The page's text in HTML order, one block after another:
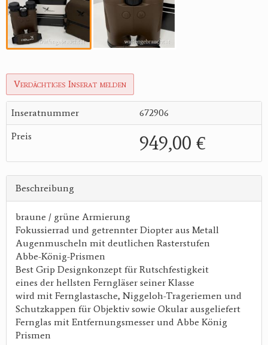
Verdächtiges Inserat melden
Inseratnummer 672906
Preis 949,00 €
Beschreibung
braune / grüne Armierung
Fokussierrad und getrennter Diopter aus Metall
Augenmuscheln mit deutlichen Rasterstufen
Abbe-König-Prismen
Best Grip Designkonzept für Rutschfestigkeit
eines der hellsten Ferngläser seiner Klasse
wird mit Fernglastasche, Niggeloh-Trageriemen und
Schutzkappen für Objektiv sowie Okular ausgeliefert
Fernglas mit Entfernungsmesser und Abbe König
Prismen